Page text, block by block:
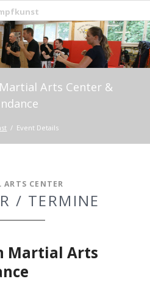
Arts Center &
Event Details
ARTS CENTER
/ TERMINE
Martial Arts